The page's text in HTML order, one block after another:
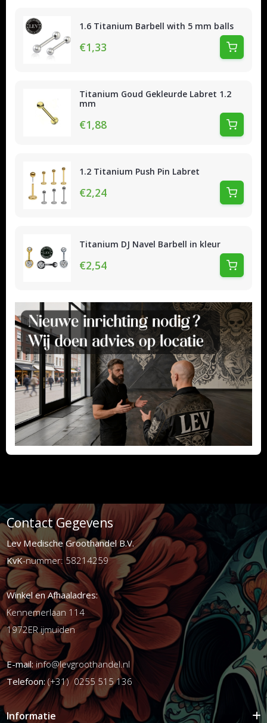
1.6 Titanium Barbell with 5 mm balls
€1,33
Titanium Goud Gekleurde Labret 1.2
mm
€1,88
1.2 Titanium Push Pin Labret
€2,24
Titanium DJ Navel Barbell in kleur
€2,54
Contact Gegevens
Lev Medische Groothandel B.V.
KvK-nummer: 58214259
Winkel en Afhaaladres:
Kennemerlaan 114
1972ER ijmuiden
E-mail:info@levgroothandel.nl
Telefoon:(+31) 0255 515 136
Informatie